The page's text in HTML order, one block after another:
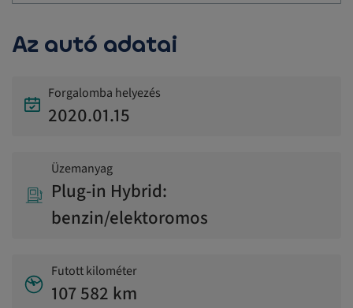
Az autó adatai
Forgalomba helyezés
2020.01.15
Üzemanyag
Plug-in Hybrid:
benzin/elektoromos
Futott kilométer
107 582 km